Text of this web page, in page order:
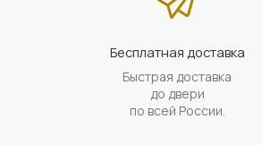
Бесплатная доставка
Быстрая доставка
до двери
по всей России.